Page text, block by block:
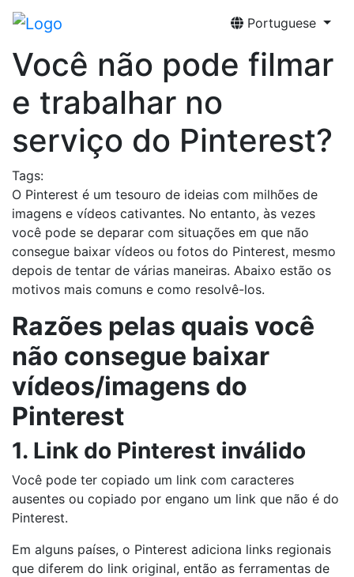
Portuguese
Você não pode filmar
e trabalhar no
serviço do Pinterest?
Tags:
O Pinterest é um tesouro de ideias com milhões de
imagens e vídeos cativantes. No entanto, às vezes
você pode se deparar com situações em que não
consegue baixar vídeos ou fotos do Pinterest, mesmo
depois de tentar de várias maneiras. Abaixo estão os
motivos mais comuns e como resolvê-los.
Razões pelas quais você
não consegue baixar
vídeos/imagens do
Pinterest
1. Link do Pinterest inválido
Você pode ter copiado um link com caracteres
ausentes ou copiado por engano um link que não é do
Pinterest.
Em alguns países, o Pinterest adiciona links regionais
que diferem do link original, então as ferramentas de